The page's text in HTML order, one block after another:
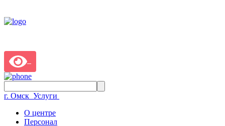
г. Омск Услуги
О центре
Персонал